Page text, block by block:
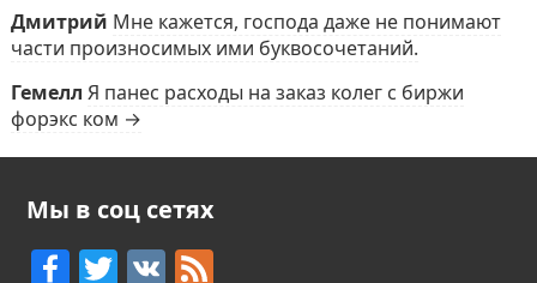
Дмитрий Мне кажется, господа даже не понимают
части произносимых ими буквосочетаний.
Гемелл Я панес расходы на заказ колег с биржи
форэкс ком →
Мы в соц сетях
F T V F